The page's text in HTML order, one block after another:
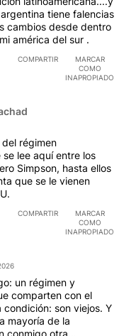
tiene falencias
cambios desde dentro
américa del sur .
COMPARTIR
MARCAR
COMO
INAPROPIADO
régimen
lee aquí entre los
Simpson, hasta ellos
que se le vienen
COMPARTIR
MARCAR
COMO
INAPROPIADO
un régimen y
comparten con el
son viejos. Y
mayoría de la
conmigo otra